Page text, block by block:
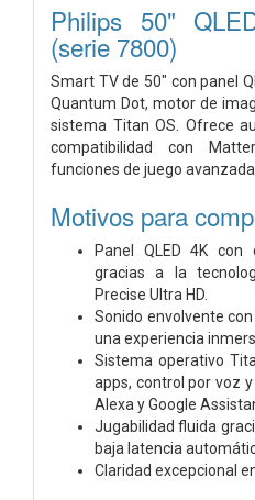
Philips 50"
(serie 7800)
Smart TV de 50" con panel
Quantum Dot, motor de
sistema Titan OS. Ofrece
compatibilidad con
funciones de juego
Motivos para
Panel QLED 4K
gracias a la
Precise Ultra HD.
Sonido envolvente
una experiencia
Sistema operativo
apps, control por voz
Alexa y Google
Jugabilidad fluida
baja latencia
Claridad excepcional